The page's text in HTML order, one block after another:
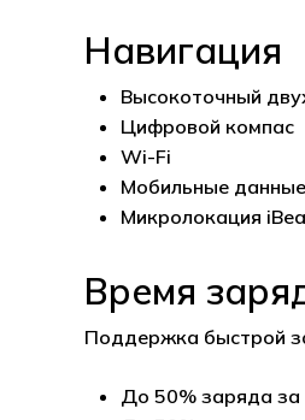
Навигация
Высокоточный
Цифровой компас
Wi-Fi
Мобильные данные
Микролокация
Время
Поддержка быстрой
До 50% заряда за